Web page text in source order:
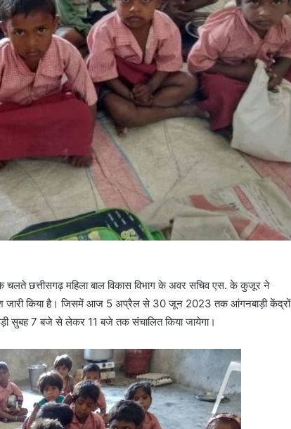
चलते छत्तीसगढ़ महिला बाल विकास विभाग के अवर सचिव एस. के कुजूर ने
जारी किया है। जिसमें आज 5 अप्रैल से 30 जून 2023 तक आंगनबाड़ी केंद्रों
सुबह 7 बजे से लेकर 11 बजे तक संचालित किया जायेगा।